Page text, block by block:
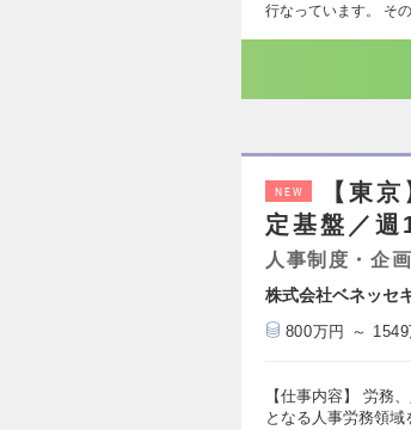
行なっています。 そ
NEW
【東
定基盤／
人事制度・企画
株式会社ベネッセ
800万円 ～ 1549
【仕事内容】 労務
となる人事労務領